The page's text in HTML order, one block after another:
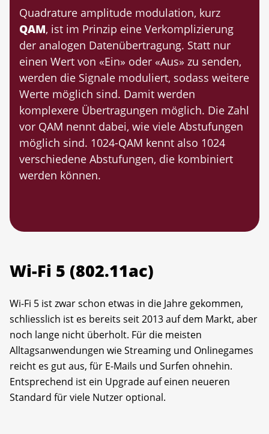
Quadrature amplitude modulation, kurz
QAM, ist im Prinzip eine Verkomplizierung
der analogen Datenübertragung. Statt nur
einen Wert von «Ein» oder «Aus» zu senden,
werden die Signale moduliert, sodass weitere
Werte möglich sind. Damit werden
komplexere Übertragungen möglich. Die Zahl
vor QAM nennt dabei, wie viele Abstufungen
möglich sind. 1024-QAM kennt also 1024
verschiedene Abstufungen, die kombiniert
werden können.
Wi-Fi 5 (802.11ac)
Wi-Fi 5 ist zwar schon etwas in die Jahre gekommen,
schliesslich ist es bereits seit 2013 auf dem Markt, aber
noch lange nicht überholt. Für die meisten
Alltagsanwendungen wie Streaming und Onlinegames
reicht es gut aus, für E-Mails und Surfen ohnehin.
Entsprechend ist ein Upgrade auf einen neueren
Standard für viele Nutzer optional.